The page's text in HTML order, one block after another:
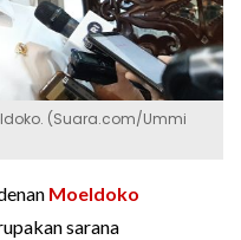
(Suara.com/Ummi
Moeldoko
sarana